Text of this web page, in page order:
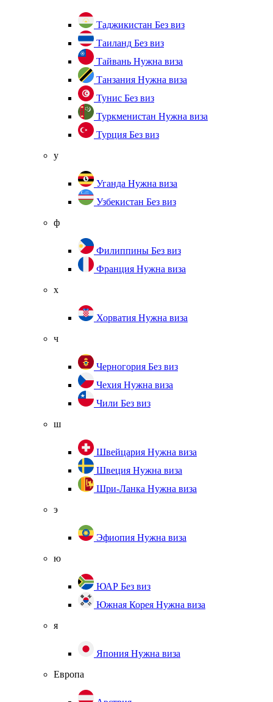
Таджикистан Без виз
Таиланд Без виз
Тайвань Нужна виза
Танзания Нужна виза
Тунис Без виз
Туркменистан Нужна виза
Турция Без виз
у
Уганда Нужна виза
Узбекистан Без виз
ф
Филиппины Без виз
Франция Нужна виза
х
Хорватия Нужна виза
ч
Черногория Без виз
Чехия Нужна виза
Чили Без виз
ш
Швейцария Нужна виза
Швеция Нужна виза
Шри-Ланка Нужна виза
э
Эфиопия Нужна виза
ю
ЮАР Без виз
Южная Корея Нужна виза
я
Япония Нужна виза
Европа